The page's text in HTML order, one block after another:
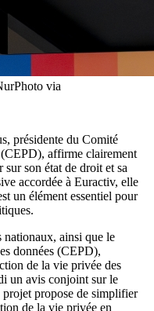
via
présidente du Comité
affirme clairement
son état de droit et sa
accordée à Euractiv, elle
un élément essentiel pour
ainsi que le
données (CEPD),
de la vie privée des
un avis conjoint sur le
propose de simplifier
de la vie privée en